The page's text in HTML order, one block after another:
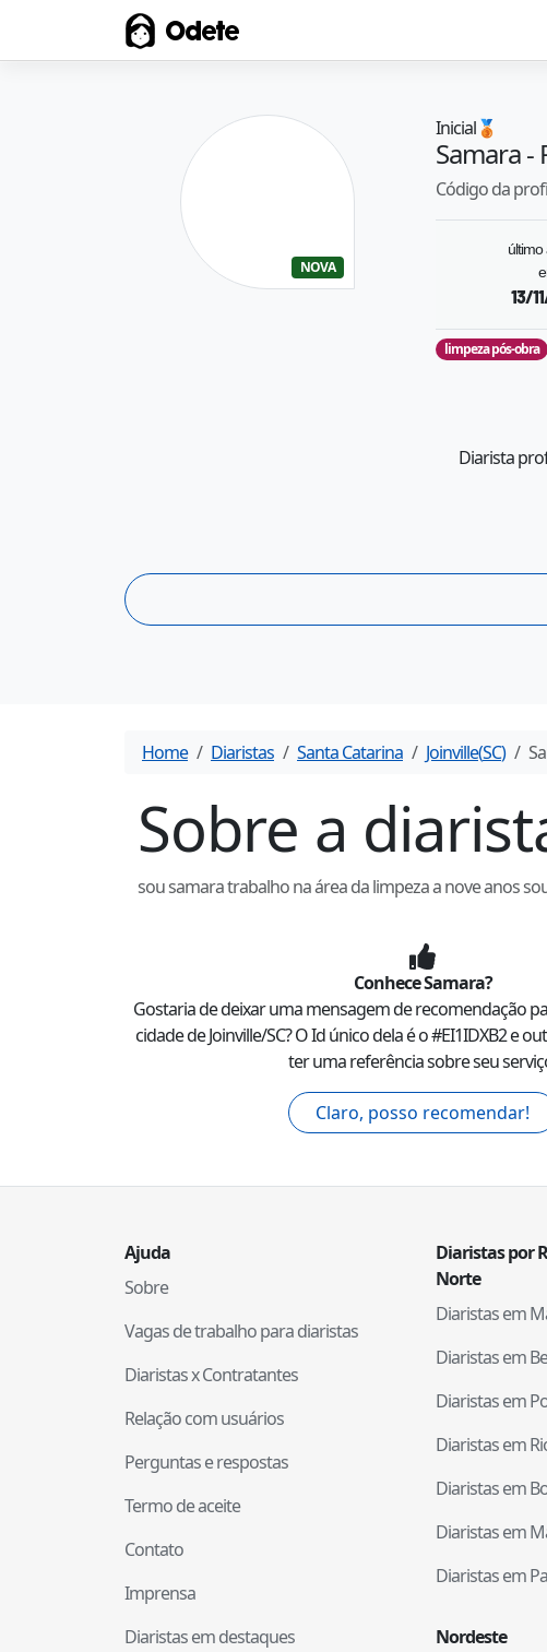
Odete
NOVA
Inicial🥉
Samara-
Código da
13/
limpeza pós-obra
Diarista
Home Diaristas Santa Catarina Joinville(SC)
Sobre a
sou samara trabalho na área da limpeza a nove anos
ConheceSamara?
Gostaria de deixar uma mensagem de recomendação
cidade deJoinville/SC? O Id único dela é o #EI1IDXB2e
ter uma referência sobre seu
Claro, posso recomendar!
Ajuda
Sobre
Vagas de trabalho para diaristas
Diaristas x Contratantes
Relação com usuários
Perguntas e respostas
Termo de aceite
Contato
Imprensa
Diaristas em destaques
Diaristas por
Norte
Diaristas em
Diaristas em
Diaristas em
Diaristas em
Diaristas em
Diaristas em
Diaristas em
Nordeste